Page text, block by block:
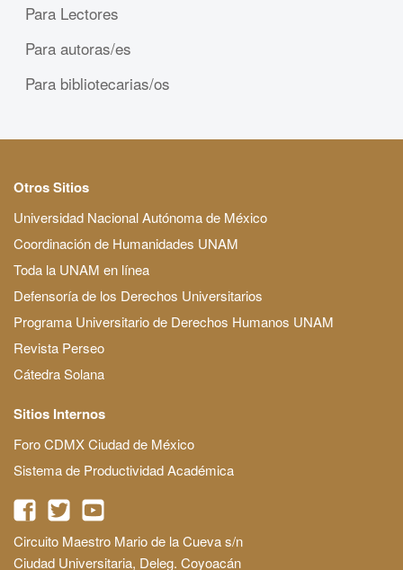
Para Lectores
Para autoras/es
Para bibliotecarias/os
Otros Sitios
Universidad Nacional Autónoma de México
Coordinación de Humanidades UNAM
Toda la UNAM en línea
Defensoría de los Derechos Universitarios
Programa Universitario de Derechos Humanos UNAM
Revista Perseo
Cátedra Solana
Sitios Internos
Foro CDMX Ciudad de México
Sistema de Productividad Académica
Circuito Maestro Mario de la Cueva s/n
Ciudad Universitaria, Deleg. Coyoacán